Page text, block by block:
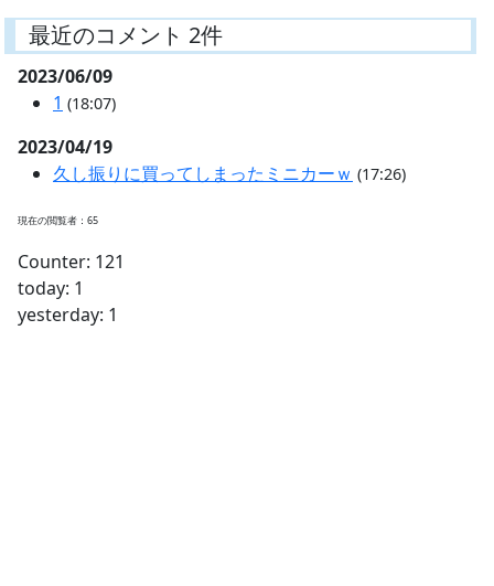
最近のコメント 2件
2023/06/09
1 (18:07)
2023/04/19
久し振りに買ってしまったミニカーｗ (17:26)
現在の閲覧者：65
Counter: 121
today: 1
yesterday: 1